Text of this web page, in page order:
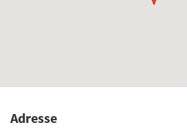
Adresse